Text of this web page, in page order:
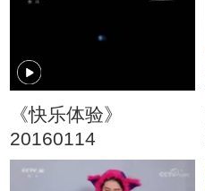
《快乐体验》
20160114